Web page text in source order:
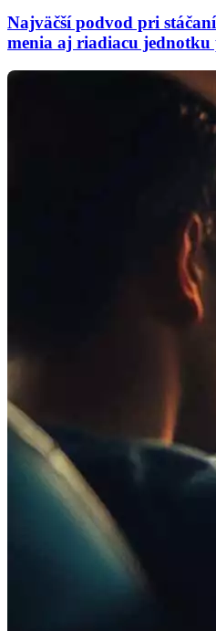
Najväčší podvod pri
menia aj riadiacu